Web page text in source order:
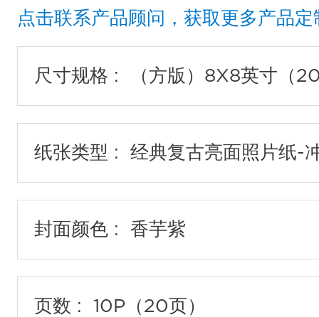
点击联系产品顾问，获取更多产品
尺寸规格 :
纸张类型 :
封面颜色 :
页数 :